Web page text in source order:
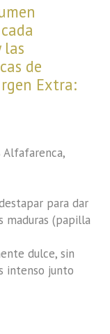
las
de
Extra:
Alfafarenca,
para dar
maduras (papilla
dulce, sin
intenso junto